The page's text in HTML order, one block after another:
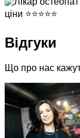
Відгуки
Що про нас